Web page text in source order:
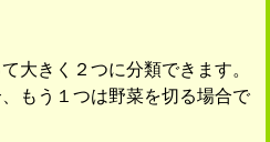
大きく２つに分類できます。
もう１つは野菜を切る場合で